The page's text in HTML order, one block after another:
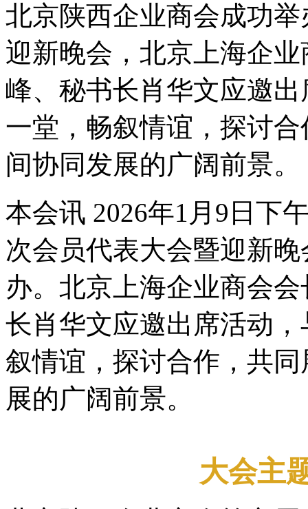
北京陕西企业商会成功
迎新晚会，北京上海企
峰、秘书长肖华文应邀
一堂，畅叙情谊，探讨
间协同发展的广阔前景。
本会讯 2026年1月9日下
次会员代表大会暨迎新
办。北京上海企业商会
长肖华文应邀出席活动
叙情谊，探讨合作，共
展的广阔前景。
大会主